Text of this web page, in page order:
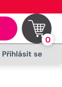
0
Přihlásit se